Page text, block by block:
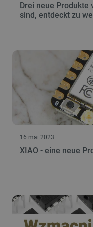
Drei neue Produkte
sind, entdeckt zu
16 mai 2023
XIAO - eine neue